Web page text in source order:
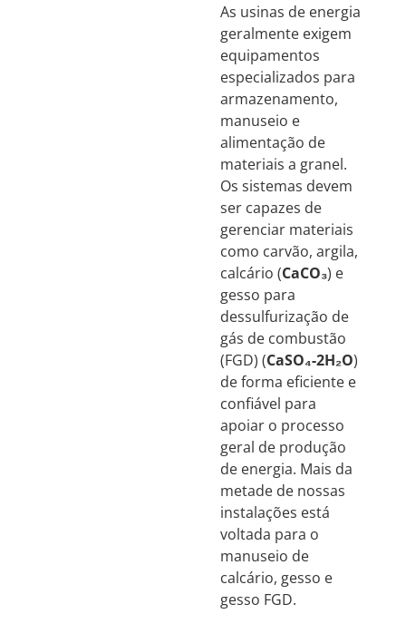
As usinas de energia
geralmente exigem
equipamentos
especializados para
armazenamento,
manuseio e
alimentação de
materiais a granel.
Os sistemas devem
ser capazes de
gerenciar materiais
como carvão, argila,
calcário (CaCO₃) e
gesso para
dessulfurização de
gás de combustão
(FGD) (CaSO₄-2H₂O)
de forma eficiente e
confiável para
apoiar o processo
geral de produção
de energia. Mais da
metade de nossas
instalações está
voltada para o
manuseio de
calcário, gesso e
gesso FGD.